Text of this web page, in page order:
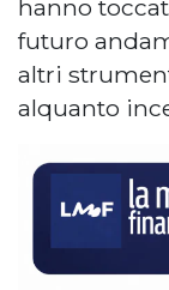
hanno
futuro
altri
alquanto